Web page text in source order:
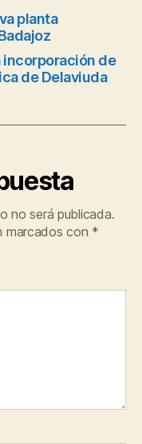
planta
incorporación de
de Delaviuda
no será publicada.
marcados con *